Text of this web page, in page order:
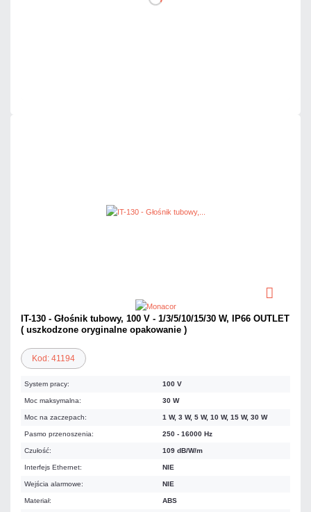
DO KOSZYKA
IT-130 - Głośnik tubowy, 100 V - 1/3/5/10/15/30 W, IP66 OUTLET
( uszkodzone oryginalne opakowanie )
Kod: 41194
System pracy: 100 V
Moc maksymalna: 30 W
Moc na zaczepach: 1 W, 3 W, 5 W, 10 W, 15 W, 30 W
Pasmo przenoszenia: 250 - 16000 Hz
Czułość: 109 dB/W/m
Interfejs Ethernet: NIE
Wejścia alarmowe: NIE
Materiał: ABS